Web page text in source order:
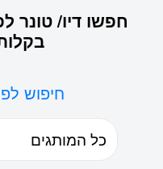
חפשו דיו/ טונר
חיפוש